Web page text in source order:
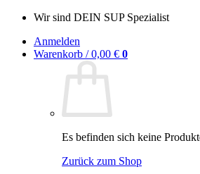
Zum
springen
Wir sind DEIN SUP Spezialist
Anmelden
Warenkorb /0,00 € 0
Es befinden sich keine
Zurück zum Shop